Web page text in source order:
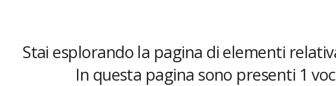
Stai esplorando la pagina di elementi
In questa pagina sono presenti 1